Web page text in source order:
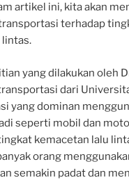
artikel ini, kita akan
terhadap
lintas.
yang dilakukan oleh
dari
yang dominan
seperti mobil dan
kemacetan lalu
orang
semakin padat dan